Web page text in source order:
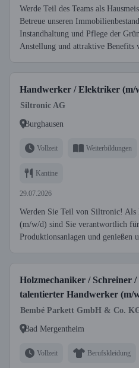
Werde Teil des Teams als
Betreue unseren
Instandhaltung und Pflege der
Anstellung und attraktive Benefits
Handwerker / Elektriker (m/
Siltronic AG
Burghausen
Vollzeit Weiterbildungen
Kantine
29.07.2026
Werden Sie Teil von Siltronic!
(m/w/d) sind Sie verantwortlich
Produktionsanlagen und genießen
Holzmechaniker / Schreiner
talentierter Handwerker (m/
Bembé Parkett GmbH & Co.
Bad Mergentheim
Vollzeit Berufskleidung